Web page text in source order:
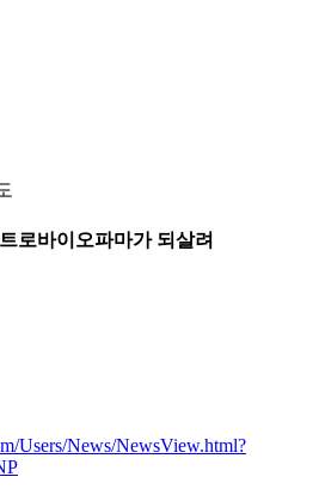
로바이오파마가 되살려
Users/News/NewsView.html?